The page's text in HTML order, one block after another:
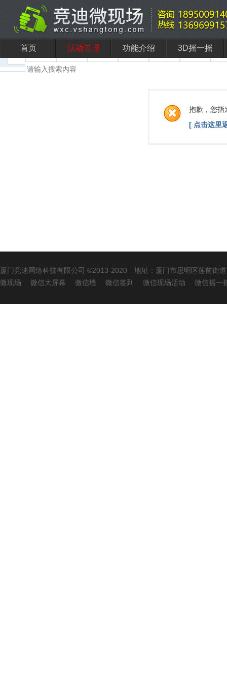
首页 活动管理 功能介绍 3D摇一摇
抱歉，您指
[ 点击这里
厦门竞迪网络科技有限公司 ©2013-2020 地址：厦门市思明区莲前街
微现场
微信大屏幕 微信墙 微信签到 微信现场活动 微信摇一